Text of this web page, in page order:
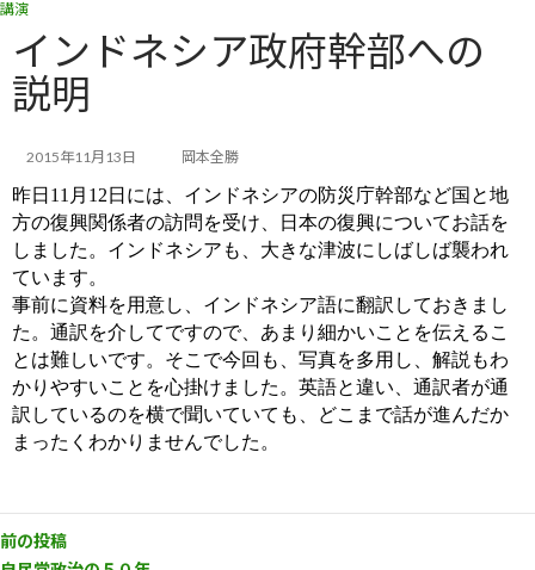
コ
ン
ツ
ッ
プ
ナ
ー
シ
移
動
講演
インドネシア政府幹部への
説明
2015年11月13日 岡本全勝
昨日11月12日には、インドネシアの防災庁幹部など国と地
方の復興関係者の訪問を受け、日本の復興についてお話を
しました。インドネシアも、大きな津波にしばしば襲われ
ています。
事前に資料を用意し、インドネシア語に翻訳しておきまし
た。通訳を介してですので、あまり細かいことを伝えるこ
とは難しいです。そこで今回も、写真を多用し、解説もわ
かりやすいことを心掛けました。英語と違い、通訳者が通
訳しているのを横で聞いていても、どこまで話が進んだか
まったくわかりませんでした。
前の投稿